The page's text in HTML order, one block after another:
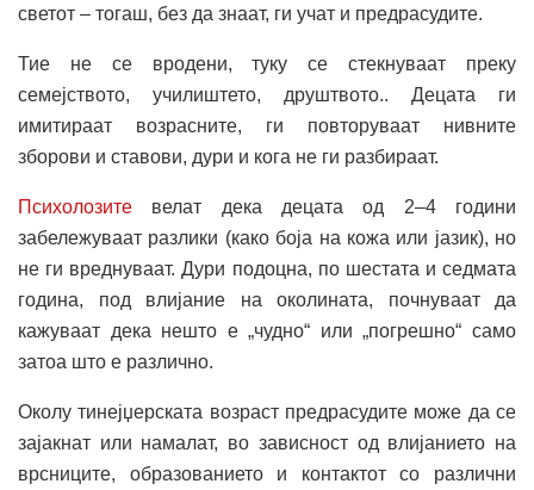
светот – тогаш, без да знаат, ги учат и предрасудите.
Тие не се вродени, туку се стекнуваат преку
семејството, училиштето, друштвото.. Децата ги
имитираат возрасните, ги повторуваат нивните
зборови и ставови, дури и кога не ги разбираат.
Психолозите велат дека децата од 2–4 години
забележуваат разлики (како боја на кожа или јазик), но
не ги вреднуваат. Дури подоцна, по шестата и седмата
година, под влијание на околината, почнуваат да
кажуваат дека нешто е „чудно“ или „погрешно“ само
затоа што е различно.
Околу тинејџерската возраст предрасудите може да се
зајакнат или намалат, во зависност од влијанието на
врсниците, образованието и контактот со различни